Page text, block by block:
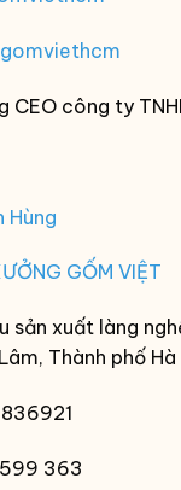
CEO công ty
Hùng
GỐM VIỆT
sản xuất làng
Thành phố Hà
363